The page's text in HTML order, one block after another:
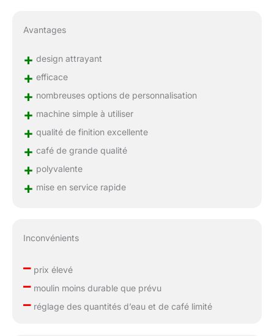
Avantages
+ design attrayant
+ efficace
+ nombreuses options de personnalisation
+ machine simple à utiliser
+ qualité de finition excellente
+ café de grande qualité
+ polyvalente
+ mise en service rapide
Inconvénients
–prix élevé
–moulin moins durable que prévu
–réglage des quantités d’eau et de café limité